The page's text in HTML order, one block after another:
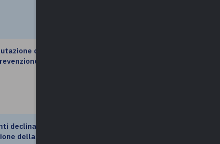
dei
declinati dai
della